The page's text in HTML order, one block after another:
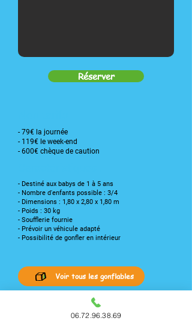
Réserver
- 79€ la journée
- 119€ le week-end
- 600€ chèque de caution
- Destiné aux babys de 1 à 5 ans
- Nombre d'enfants possible : 3/4
- Dimensions : 1,80 x 2,80 x 1,80 m
- Poids : 30 kg
- Soufflerie fournie
- Prévoir un véhicule adapté
- Possibilité de gonfler en intérieur
Voir tous les gonflables
06.72.96.38.69